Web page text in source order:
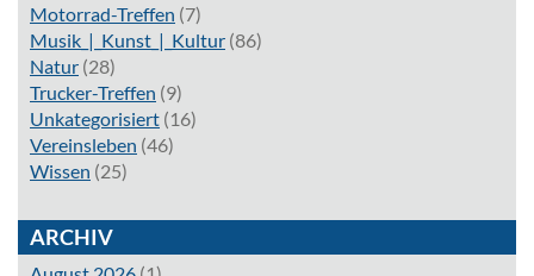
Motorrad-Treffen (7)
Musik_|_Kunst_|_Kultur (86)
Natur (28)
Trucker-Treffen (9)
Unkategorisiert (16)
Vereinsleben (46)
Wissen (25)
ARCHIV